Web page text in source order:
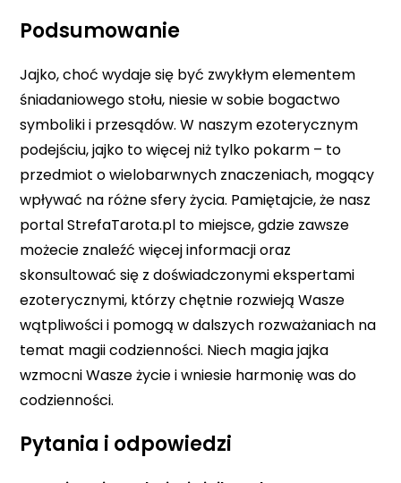
Podsumowanie
Jajko, choć wydaje się być zwykłym elementem
śniadaniowego stołu, niesie w sobie bogactwo
symboliki i przesądów. W naszym ezoterycznym
podejściu, jajko to więcej niż tylko pokarm – to
przedmiot o wielobarwnych znaczeniach, mogący
wpływać na różne sfery życia. Pamiętajcie, że nasz
portal StrefaTarota.pl to miejsce, gdzie zawsze
możecie znaleźć więcej informacji oraz
skonsultować się z doświadczonymi ekspertami
ezoterycznymi, którzy chętnie rozwieją Wasze
wątpliwości i pomogą w dalszych rozważaniach na
temat magii codzienności. Niech magia jajka
wzmocni Wasze życie i wniesie harmonię was do
codzienności.
Pytania i odpowiedzi